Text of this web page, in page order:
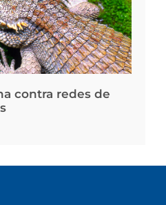
contra redes de